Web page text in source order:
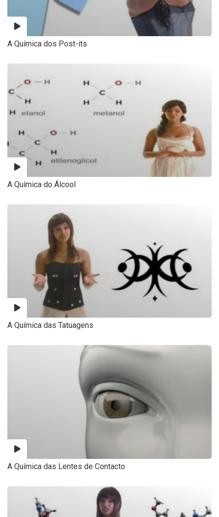
A Química dos Post-its
A Química do Álcool
A Química das Tatuagens
A Química das Lentes de Contacto